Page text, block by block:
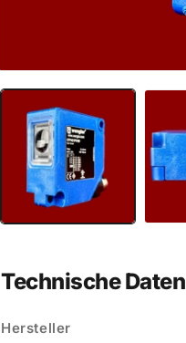
Technische Daten
Hersteller